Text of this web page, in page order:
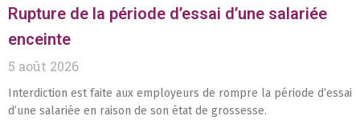
Rupture de la période d’essai d’une salariée
enceinte
5 août 2026
Interdiction est faite aux employeurs de rompre la période d’essai
d’une salariée en raison de son état de grossesse.